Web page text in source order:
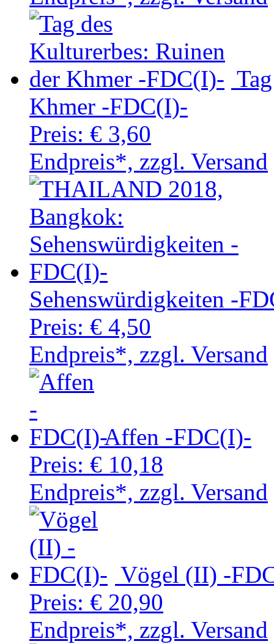
Khmer -FDC(I)-
Preis: € 3,60
Endpreis*, zzgl. Versand
Sehenswürdigkeiten -
Preis: € 4,50
Endpreis*, zzgl. Versand
Affen -FDC(I)-
Preis: € 10,18
Endpreis*, zzgl. Versand
Vögel (II) -
Preis: € 20,90
Endpreis*, zzgl. Versand